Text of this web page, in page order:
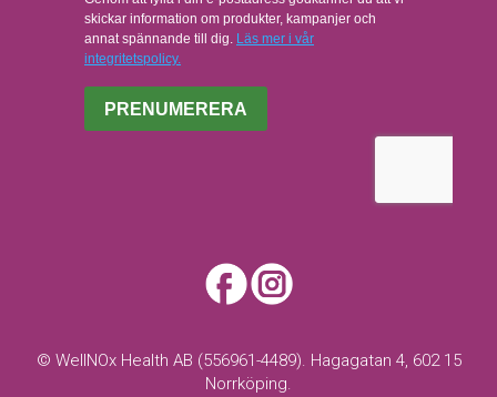
© WellNOx Health AB (556961-4489). Hagagatan 4, 602 15
Norrköping.